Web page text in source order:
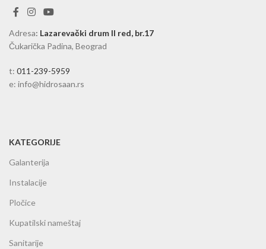
Adresa: Lazarevački drum II red, br.17
Čukarička Padina, Beograd
t: 011-239-5959
e: info@hidrosaan.rs
KATEGORIJE
Galanterija
Instalacije
Pločice
Kupatilski nameštaj
Sanitarije